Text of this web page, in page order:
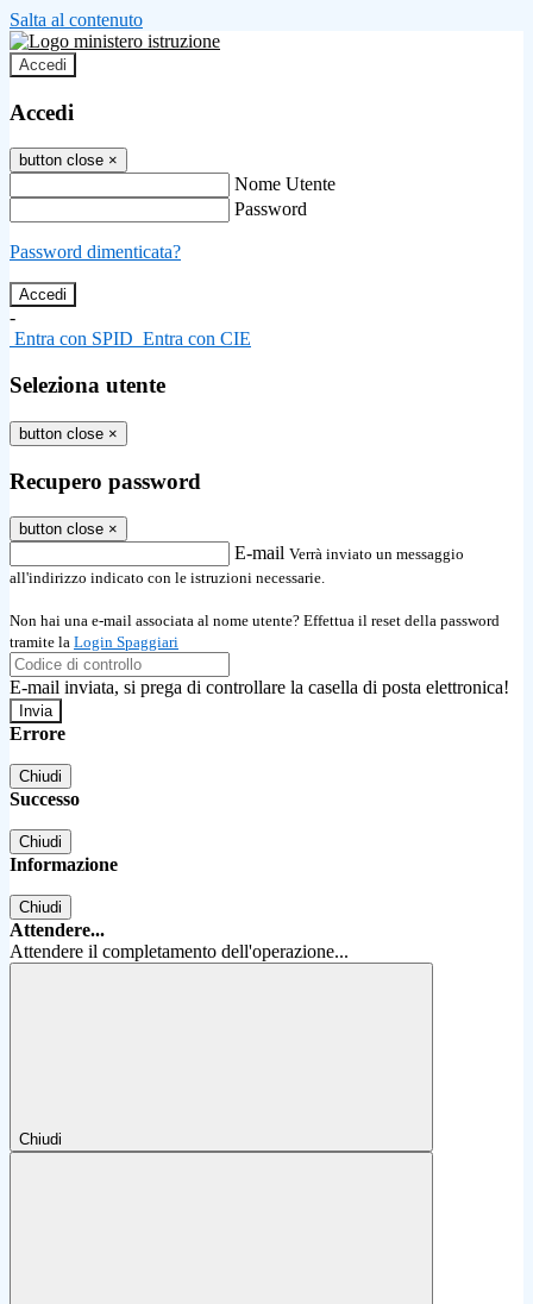
Salta al contenuto
Accedi
Accedi
button close ×
Nome Utente
Password
Password dimenticata?
-
Entra con SPID Entra con CIE
Seleziona utente
button close ×
Recupero password
button close ×
E-mail Verrà inviato un messaggio
all'indirizzo indicato con le istruzioni necessarie.
Non hai una e-mail associata al nome utente? Effettua il reset della password
tramite la Login Spaggiari
E-mail inviata, si prega di controllare la casella di posta elettronica!
Errore
Chiudi
Successo
Chiudi
Informazione
Chiudi
Attendere...
Attendere il completamento dell'operazione...
Chiudi